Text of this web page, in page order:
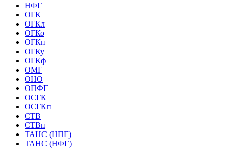
НФГ
ОГК
ОГКл
ОГКо
ОГКп
ОГКу
ОГКф
ОМГ
ОНО
ОПФГ
ОСГК
ОСГКп
СТВ
СТВп
ТАНС (НПГ)
ТАНС (НФГ)